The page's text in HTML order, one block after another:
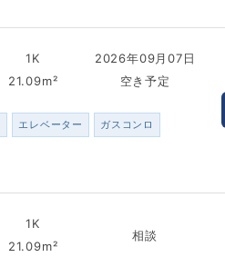
1K
21.09m²
2026年09月07日
空き予定
エレベーター ガスコンロ
1K
21.09m²
相談